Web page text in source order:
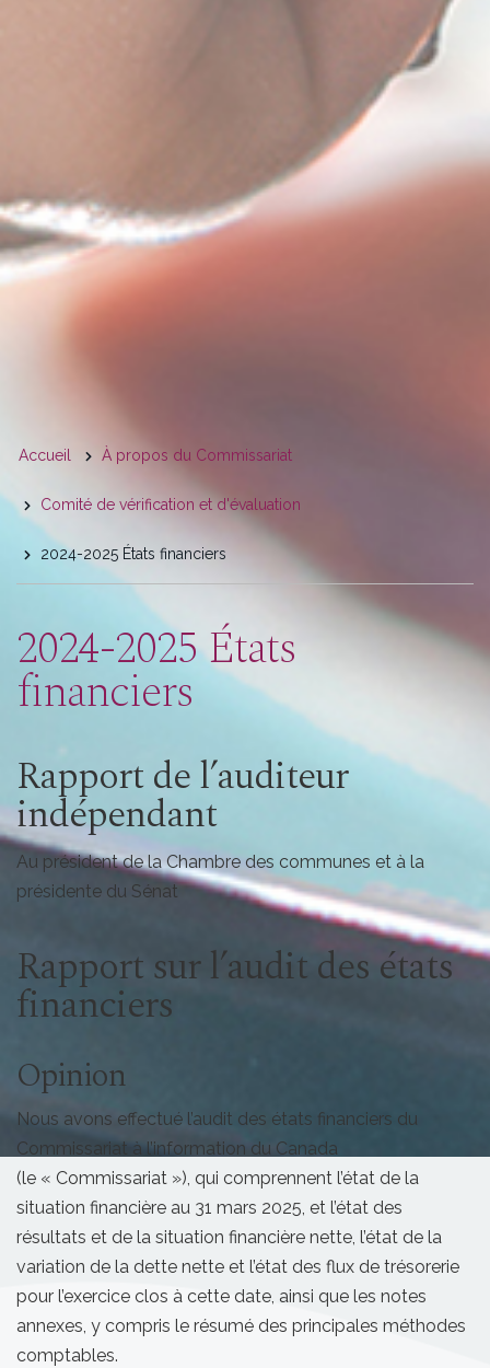
You
are
here
Accueil À propos du Commissariat
Comité de vérification et d'évaluation
2024-2025 États financiers
2024-2025 États
financiers
Rapport de l’auditeur
indépendant
Au président de la Chambre des communes et à la
présidente du Sénat
Rapport sur l’audit des états
financiers
Opinion
Nous avons effectué l’audit des états financiers du
Commissariat à l’information du Canada
(le « Commissariat »), qui comprennent l’état de la
situation financière au 31 mars 2025, et l’état des
résultats et de la situation financière nette, l’état de la
variation de la dette nette et l’état des flux de trésorerie
pour l’exercice clos à cette date, ainsi que les notes
annexes, y compris le résumé des principales méthodes
comptables.